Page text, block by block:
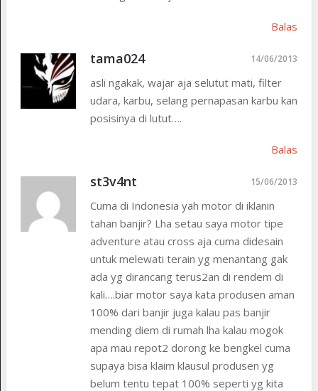
Balas
tama024 14/06/2013
asli ngakak, wajar aja selutut mati, filter
udara, karbu, selang pernapasan karbu kan
posisinya di lutut….
Balas
st3v4nt 15/06/2013
Cuma di Indonesia yah motor di iklanin
tahan banjir? Lha setau saya motor tipe
adventure atau cross aja cuma didesain
untuk melewati terain yg menantang gak
ada yg dirancang terus2an di rendem di
kali….biar motor saya kata produsen aman
100% dari banjir juga kalau pas banjir
mending diem di rumah lha kalau mogok
apa mau repot2 dorong ke bengkel cuma
supaya bisa klaim klausul produsen yg
belum tentu tepat 100% seperti yg kita